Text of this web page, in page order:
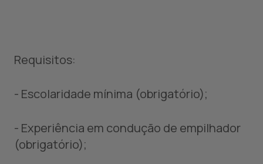
Requisitos:
- Escolaridade mínima (obrigatório);
- Experiência em condução de empilhador
(obrigatório);